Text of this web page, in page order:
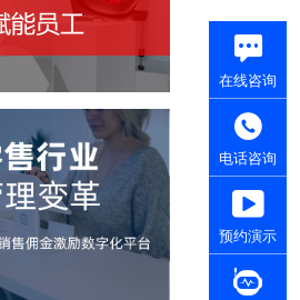
在线咨询
电话咨询
预约演示